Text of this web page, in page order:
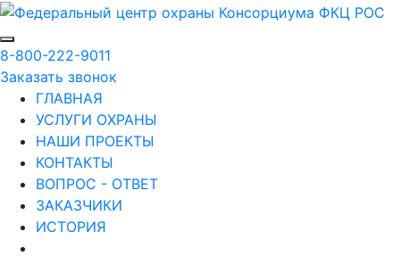
8-800-222-9011
Заказать звонок
ГЛАВНАЯ
УСЛУГИ ОХРАНЫ
НАШИ ПРОЕКТЫ
КОНТАКТЫ
ВОПРОС - ОТВЕТ
ЗАКАЗЧИКИ
ИСТОРИЯ